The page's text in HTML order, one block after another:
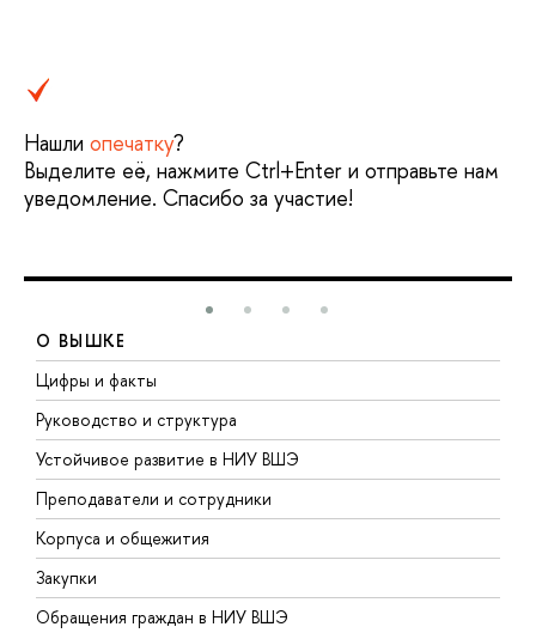
Нашли опечатку?
Выделите её, нажмите Ctrl+Enter и отправьте нам
уведомление. Спасибо за участие!
О ВЫШКЕ
Цифры и факты
Руководство и структура
Устойчивое развитие в НИУ ВШЭ
Преподаватели и сотрудники
Корпуса и общежития
Закупки
Обращения граждан в НИУ ВШЭ